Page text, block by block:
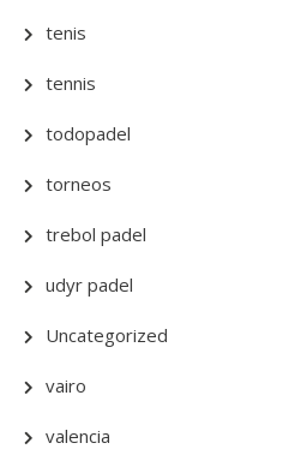
tenis
tennis
todopadel
torneos
trebol padel
udyr padel
Uncategorized
vairo
valencia